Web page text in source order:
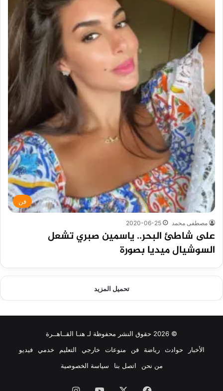
فن
مصطفى محمد 2020-06-25
على شاطئ البحر.. ياسمين صبري تشعل
السوشيال ميديا بصورة
تحميل المزيد
© 2026 حقوق النشر محفوظة لـ هنـا القــاهــرة
الأخبار
حوادث رياضة فن منوعات خارجي التعليم خدمي
فيديو
من نحن
اتصل بنا سياسة الخصوصية